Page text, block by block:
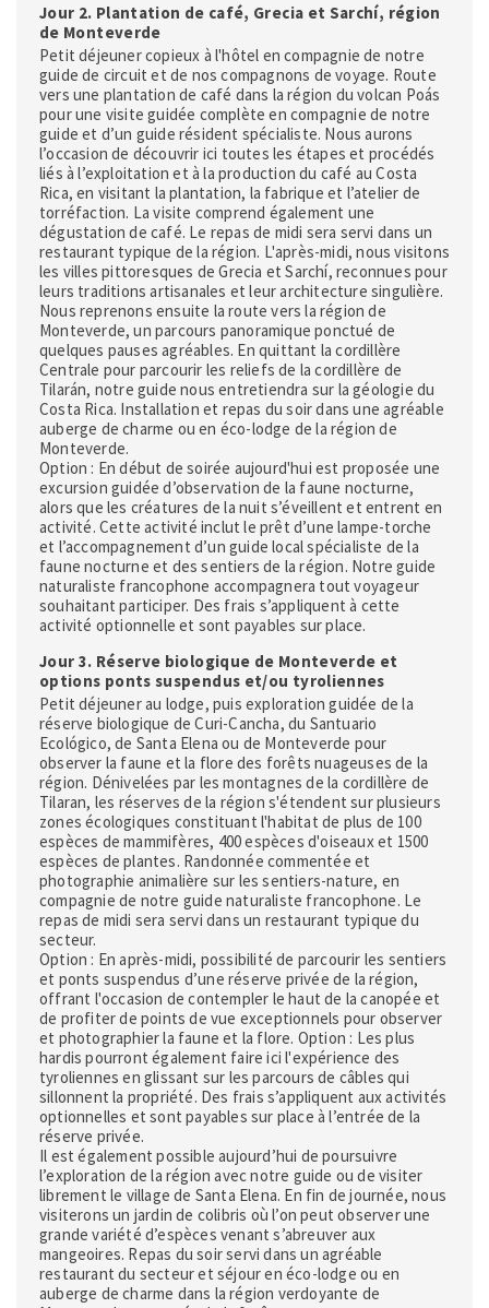
Jour 2. Plantation de café, Grecia et Sarchí, région
de Monteverde
Petit déjeuner copieux à l'hôtel en compagnie de notre
guide de circuit et de nos compagnons de voyage. Route
vers une plantation de café dans la région du volcan Poás
pour une visite guidée complète en compagnie de notre
guide et d’un guide résident spécialiste. Nous aurons
l’occasion de découvrir ici toutes les étapes et procédés
liés à l’exploitation et à la production du café au Costa
Rica, en visitant la plantation, la fabrique et l’atelier de
torréfaction. La visite comprend également une
dégustation de café. Le repas de midi sera servi dans un
restaurant typique de la région. L'après-midi, nous visitons
les villes pittoresques de Grecia et Sarchí, reconnues pour
leurs traditions artisanales et leur architecture singulière.
Nous reprenons ensuite la route vers la région de
Monteverde, un parcours panoramique ponctué de
quelques pauses agréables. En quittant la cordillère
Centrale pour parcourir les reliefs de la cordillère de
Tilarán, notre guide nous entretiendra sur la géologie du
Costa Rica. Installation et repas du soir dans une agréable
auberge de charme ou en éco-lodge de la région de
Monteverde.
Option : En début de soirée aujourd'hui est proposée une
excursion guidée d’observation de la faune nocturne,
alors que les créatures de la nuit s’éveillent et entrent en
activité. Cette activité inclut le prêt d’une lampe-torche
et l’accompagnement d’un guide local spécialiste de la
faune nocturne et des sentiers de la région. Notre guide
naturaliste francophone accompagnera tout voyageur
souhaitant participer. Des frais s’appliquent à cette
activité optionnelle et sont payables sur place.
Jour 3. Réserve biologique de Monteverde et
options ponts suspendus et/ou tyroliennes
Petit déjeuner au lodge, puis exploration guidée de la
réserve biologique de Curi-Cancha, du Santuario
Ecológico, de Santa Elena ou de Monteverde pour
observer la faune et la flore des forêts nuageuses de la
région. Dénivelées par les montagnes de la cordillère de
Tilaran, les réserves de la région s'étendent sur plusieurs
zones écologiques constituant l'habitat de plus de 100
espèces de mammifères, 400 espèces d'oiseaux et 1500
espèces de plantes. Randonnée commentée et
photographie animalière sur les sentiers-nature, en
compagnie de notre guide naturaliste francophone. Le
repas de midi sera servi dans un restaurant typique du
secteur.
Option : En après-midi, possibilité de parcourir les sentiers
et ponts suspendus d’une réserve privée de la région,
offrant l'occasion de contempler le haut de la canopée et
de profiter de points de vue exceptionnels pour observer
et photographier la faune et la flore. Option : Les plus
hardis pourront également faire ici l'expérience des
tyroliennes en glissant sur les parcours de câbles qui
sillonnent la propriété. Des frais s’appliquent aux activités
optionnelles et sont payables sur place à l’entrée de la
réserve privée.
Il est également possible aujourd’hui de poursuivre
l’exploration de la région avec notre guide ou de visiter
librement le village de Santa Elena. En fin de journée, nous
visiterons un jardin de colibris où l’on peut observer une
grande variété d’espèces venant s’abreuver aux
mangeoires. Repas du soir servi dans un agréable
restaurant du secteur et séjour en éco-lodge ou en
auberge de charme dans la région verdoyante de